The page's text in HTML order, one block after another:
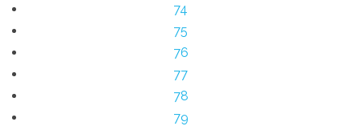
74
75
76
77
78
79